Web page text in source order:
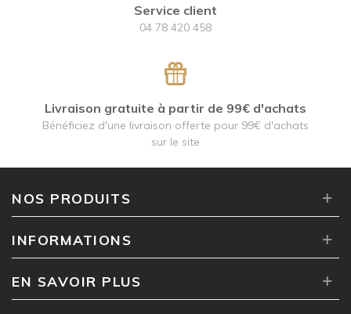
Service client
04 78 420 458
Livraison gratuite à partir de 99€ d'achats
Bénéficiez d'une livraison offerte pour 99€ d'achats
sur le site
NOS PRODUITS
INFORMATIONS
EN SAVOIR PLUS